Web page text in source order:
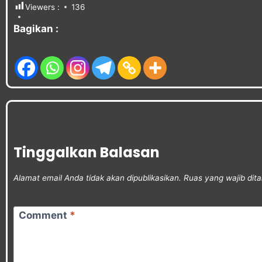
Viewers : 136
Bagikan :
Tinggalkan Balasan
Alamat email Anda tidak akan dipublikasikan. Ruas yang wajib
Comment *